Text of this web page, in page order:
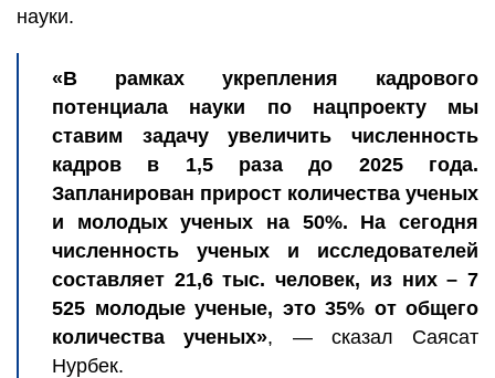
науки.
«В рамках укрепления кадрового
потенциала науки по нацпроекту мы
ставим задачу увеличить численность
кадров в 1,5 раза до 2025 года.
Запланирован прирост количества ученых
и молодых ученых на 50%. На сегодня
численность ученых и исследователей
составляет 21,6 тыс. человек, из них – 7
525 молодые ученые, это 35% от общего
количества ученых», — сказал Саясат
Нурбек.